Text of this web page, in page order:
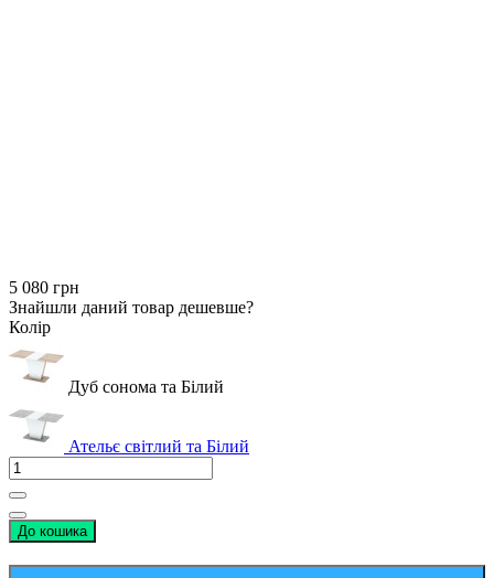
5 080 грн
Знайшли даний товар дешевше?
Колір
Дуб сонома та Білий
Ательє світлий та Білий
До кошика